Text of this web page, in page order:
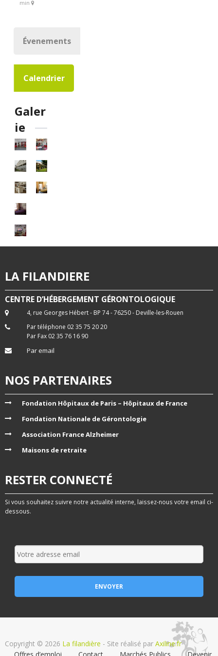
min
Évenements
Calendrier
Galer
ie
LA FILANDIERE
CENTRE D’HÉBERGEMENT GÉRONTOLOGIQUE
4, rue Georges Hébert - BP 74 - 76250 - Deville-les-Rouen
Par téléphone 02 35 75 20 20
Par Fax 02 35 76 16 90
Par email
NOS PARTENAIRES
Fondation Hôpitaux de Paris – Hôpitaux de France
Fondation Nationale de Gérontologie
Association France Alzheimer
Maisons de retraite
RESTER CONNECTÉ
Si vous souhaitez suivre notre actualité interne, laissez-nous votre email ci-
dessous.
Copyright © 2026 La filandière - Site réalisé par Axiline.fr